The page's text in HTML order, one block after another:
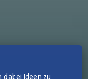
dabei Ideen zu